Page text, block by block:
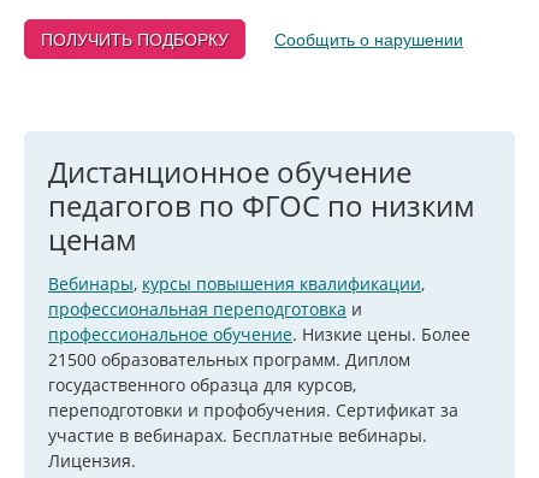
ПОЛУЧИТЬ ПОДБОРКУ Сообщить о нарушении
Дистанционное обучение
педагогов по ФГОС по низким
ценам
Вебинары, курсы повышения квалификации,
профессиональная переподготовка и
профессиональное обучение. Низкие цены. Более
21500 образовательных программ. Диплом
госудаственного образца для курсов,
переподготовки и профобучения. Сертификат за
участие в вебинарах. Бесплатные вебинары.
Лицензия.